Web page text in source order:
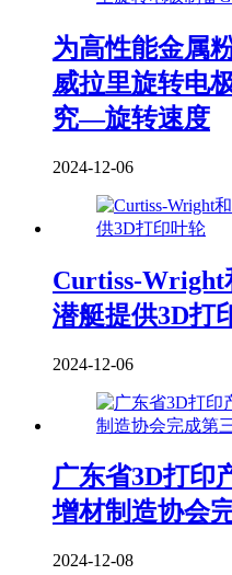
为高性能金属
威拉里旋转电
究—旋转速度
2024-12-06
Curtiss-Wright
潜艇提供3D打
2024-12-06
广东省3D打印
增材制造协会
2024-12-08